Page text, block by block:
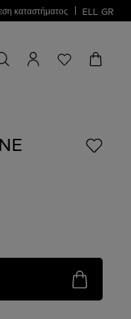
καταστήματος ELL GR